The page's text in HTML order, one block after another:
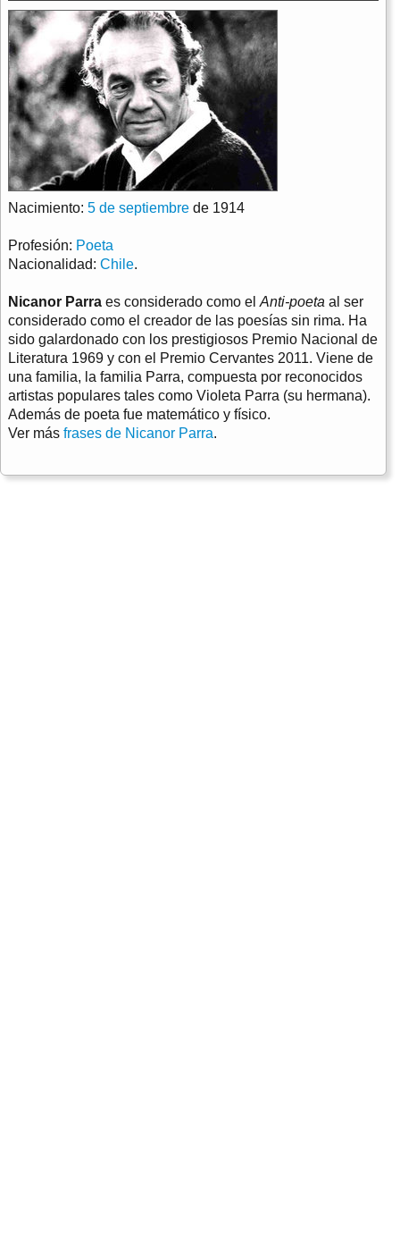
Nacimiento: 5 de septiembre de 1914
Profesión: Poeta
Nacionalidad: Chile.
Nicanor Parra es considerado como el Anti-poeta al ser
considerado como el creador de las poesías sin rima. Ha
sido galardonado con los prestigiosos Premio Nacional de
Literatura 1969 y con el Premio Cervantes 2011. Viene de
una familia, la familia Parra, compuesta por reconocidos
artistas populares tales como Violeta Parra (su hermana).
Además de poeta fue matemático y físico.
Ver más frases de Nicanor Parra.